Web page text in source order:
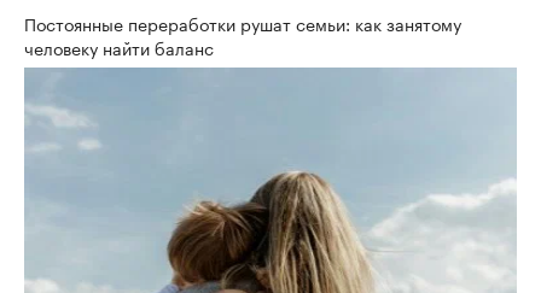
Постоянные переработки рушат семьи: как занятому
человеку найти баланс